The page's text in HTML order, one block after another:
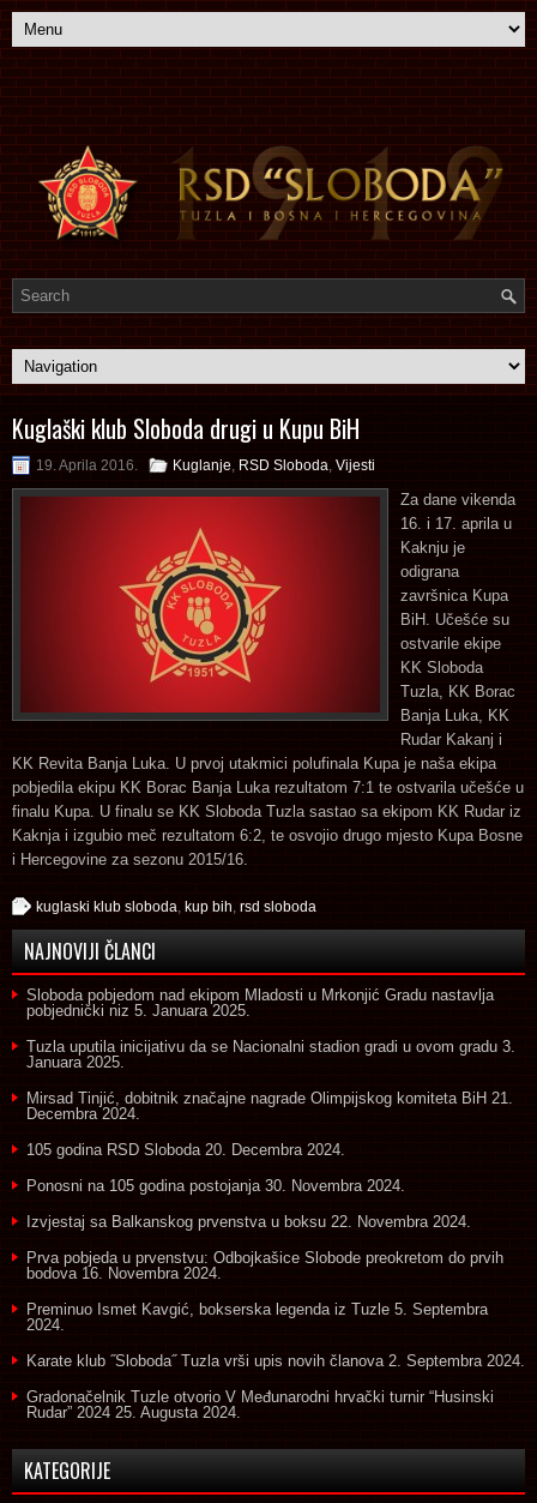
Kuglaški klub Sloboda drugi u Kupu BiH
19. Aprila 2016. Kuglanje RSD Sloboda Vijesti
Za dane vikenda
16. i 17. aprila u
Kaknju je
odigrana
završnica Kupa
BiH. Učešće su
ostvarile ekipe
KK Sloboda
Tuzla, KK Borac
Banja Luka, KK
Rudar Kakanj i
KK Revita Banja Luka. U prvoj utakmici polufinala Kupa je naša ekipa
pobjedila ekipu KK Borac Banja Luka rezultatom 7:1 te ostvarila učešće u
finalu Kupa. U finalu se KK Sloboda Tuzla sastao sa ekipom KK Rudar iz
Kaknja i izgubio meč rezultatom 6:2, te osvojio drugo mjesto Kupa Bosne
i Hercegovine za sezonu 2015/16.
kuglaski klub sloboda kup bih rsd sloboda
NAJNOVIJI ČLANCI
Sloboda pobjedom nad ekipom Mladosti u Mrkonjić Gradu nastavlja
pobjednički niz 5. Januara 2025.
Tuzla uputila inicijativu da se Nacionalni stadion gradi u ovom gradu 3.
Januara 2025.
Mirsad Tinjić, dobitnik značajne nagrade Olimpijskog komiteta BiH 21.
Decembra 2024.
105 godina RSD Sloboda 20. Decembra 2024.
Ponosni na 105 godina postojanja 30. Novembra 2024.
Izvjestaj sa Balkanskog prvenstva u boksu 22. Novembra 2024.
Prva pobjeda u prvenstvu: Odbojkašice Slobode preokretom do prvih
bodova 16. Novembra 2024.
Preminuo Ismet Kavgić, bokserska legenda iz Tuzle 5. Septembra
2024.
Karate klub ˝Sloboda˝ Tuzla vrši upis novih članova 2. Septembra 2024.
Gradonačelnik Tuzle otvorio V Međunarodni hrvački turnir “Husinski
Rudar” 2024 25. Augusta 2024.
KATEGORIJE